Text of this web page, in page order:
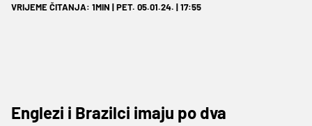
VRIJEME ČITANJA: 1MIN | PET. 05.01.24. | 17:55
Englezi i Brazilci imaju po dva